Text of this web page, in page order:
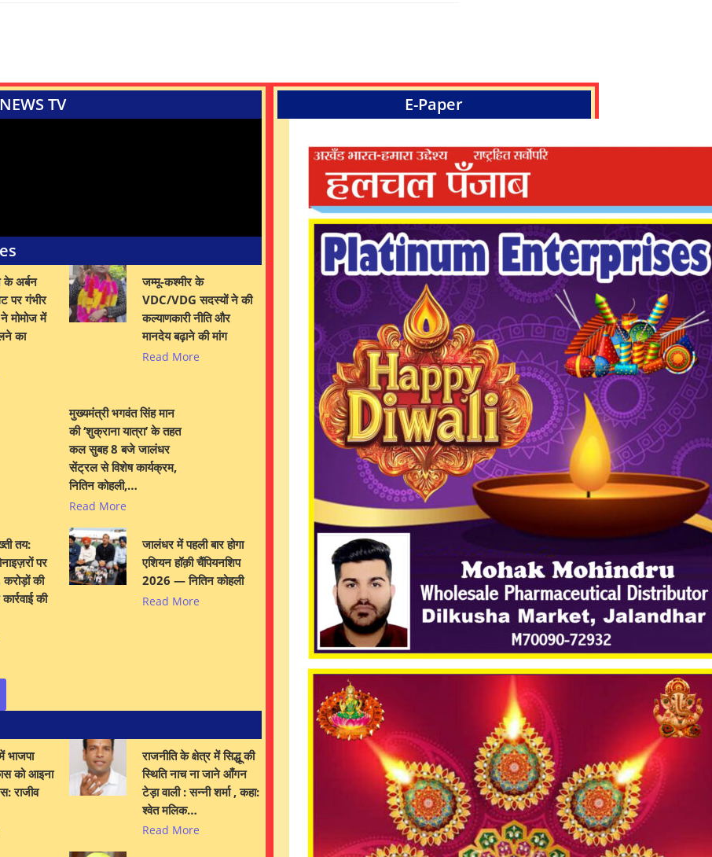
TV
के अर्बन
पर गंभीर
मोमोज में
का
जम्मू-कश्मीर के
VDC/VDG सदस्यों ने की
कल्याणकारी नीति और
मानदेय बढ़ाने की मांग
Read More
मुख्यमंत्री भगवंत सिंह मान
की ‘शुक्राना यात्रा’ के तहत
कल सुबह 8 बजे जालंधर
सेंट्रल से विशेष कार्यक्रम,
नितिन कोहली,…
Read More
तय:
पर
की
की
जालंधर में पहली बार होगा
एशियन हॉक़ी चैंपियनशिप
2026 — नितिन कोहली
Read More
भाजपा
को आइना
राजीव
राजनीति के क्षेत्र में सिद्धू की
स्थिति नाच ना जाने आँगन
टेड़ा वाली : सन्नी शर्मा , कहा:
श्वेत मलिक…
Read More
E-Paper